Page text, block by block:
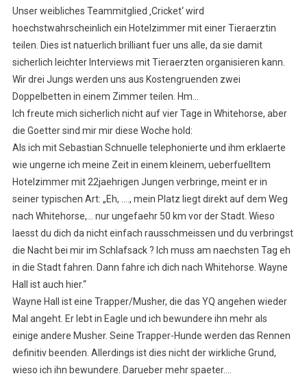
Unser weibliches Teammitglied ‚Cricket‘ wird
hoechstwahrscheinlich ein Hotelzimmer mit einer Tieraerztin
teilen. Dies ist natuerlich brilliant fuer uns alle, da sie damit
sicherlich leichter Interviews mit Tieraerzten organisieren kann.
Wir drei Jungs werden uns aus Kostengruenden zwei
Doppelbetten in einem Zimmer teilen. Hm…
Ich freute mich sicherlich nicht auf vier Tage in Whitehorse, aber
die Goetter sind mir mir diese Woche hold:
Als ich mit Sebastian Schnuelle telephonierte und ihm erklaerte
wie ungerne ich meine Zeit in einem kleinem, ueberfuelltem
Hotelzimmer mit 22jaehrigen Jungen verbringe, meint er in
seiner typischen Art: „Eh, …., mein Platz liegt direkt auf dem Weg
nach Whitehorse,… nur ungefaehr 50 km vor der Stadt. Wieso
laesst du dich da nicht einfach rausschmeissen und du verbringst
die Nacht bei mir im Schlafsack ? Ich muss am naechsten Tag eh
in die Stadt fahren. Dann fahre ich dich nach Whitehorse. Wayne
Hall ist auch hier.“
Wayne Hall ist eine Trapper/Musher, die das YQ angehen wieder
Mal angeht. Er lebt in Eagle und ich bewundere ihn mehr als
einige andere Musher. Seine Trapper-Hunde werden das Rennen
definitiv beenden. Allerdings ist dies nicht der wirkliche Grund,
wieso ich ihn bewundere. Darueber mehr spaeter….